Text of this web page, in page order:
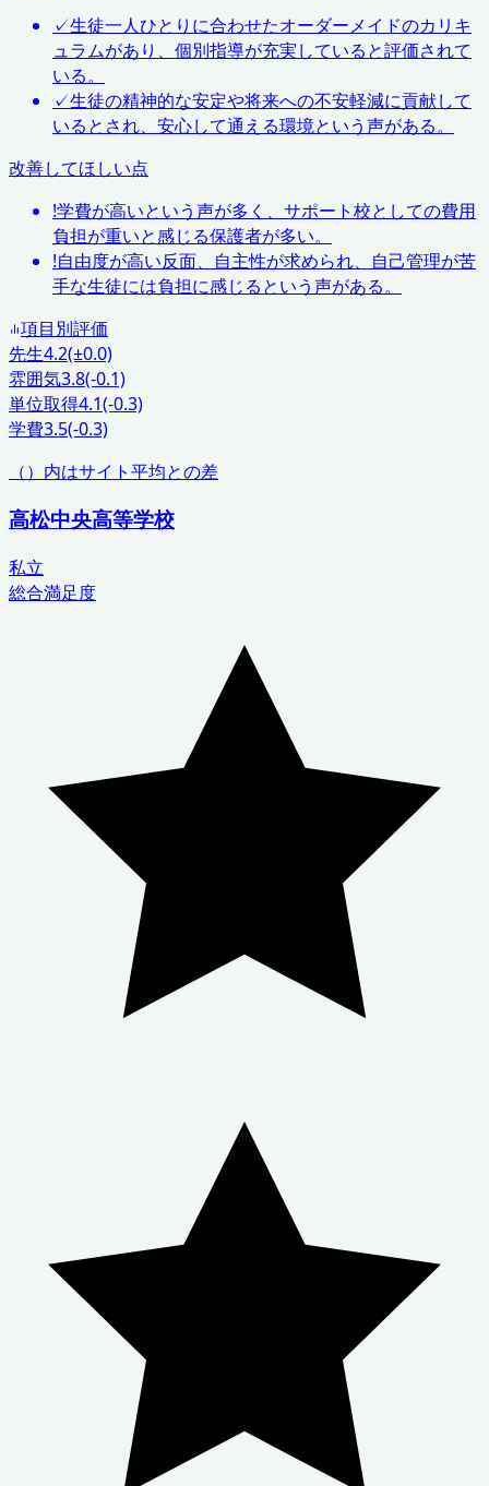
✓生徒一人ひとりに合わせたオーダーメイドのカリキ
ュラムがあり、個別指導が充実していると評価されて
いる。
✓生徒の精神的な安定や将来への不安軽減に貢献して
いるとされ、安心して通える環境という声がある。
改善してほしい点
!学費が高いという声が多く、サポート校としての費用
負担が重いと感じる保護者が多い。
!自由度が高い反面、自主性が求められ、自己管理が苦
手な生徒には負担に感じるという声がある。
項目別評価
先生4.2(±0.0)
雰囲気3.8(-0.1)
単位取得4.1(-0.3)
学費3.5(-0.3)
（）内はサイト平均との差
高松中央高等学校
私立
総合満足度